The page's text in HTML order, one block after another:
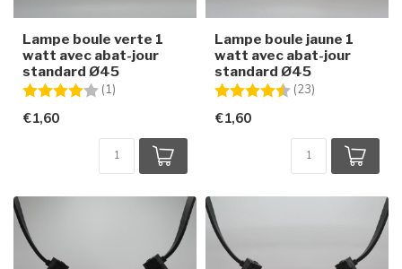
Lampe boule verte 1
watt avec abat-jour
standard Ø45
Note:
(1)
€1,60
Lampe boule jaune 1
watt avec abat-jour
standard Ø45
Note:
(23)
€1,60